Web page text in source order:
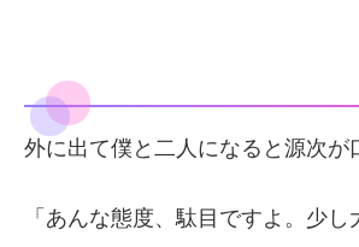
外に出て僕と二人になると源次が
「あんな態度、駄目ですよ。少